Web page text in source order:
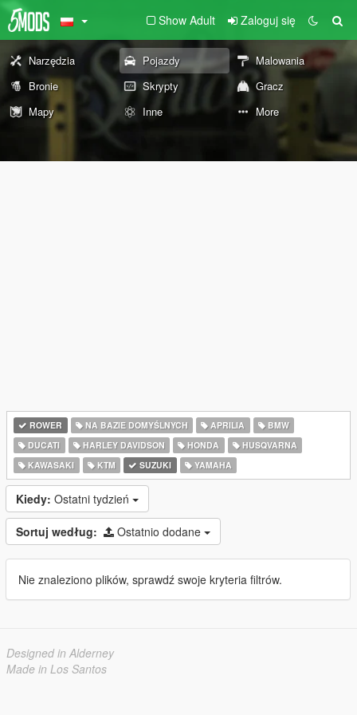
Show Adult Zaloguj się
Narzędzia Pojazdy
Malowania
Bronie
Skrypty
Gracz
Mapy
Inne More
ROWER NA BAZIE DOMYŚLNYCH APRILIA
BMW
DUCATI
HARLEY DAVIDSON HONDA
HUSQVARNA
KAWASAKI
KTM SUZUKI YAMAHA
Kiedy: Ostatni tydzień
Sortuj według: Ostatnio dodane
Nie znaleziono plików, sprawdź swoje kryteria filtrów.
Designed in Alderney
Made in Los Santos